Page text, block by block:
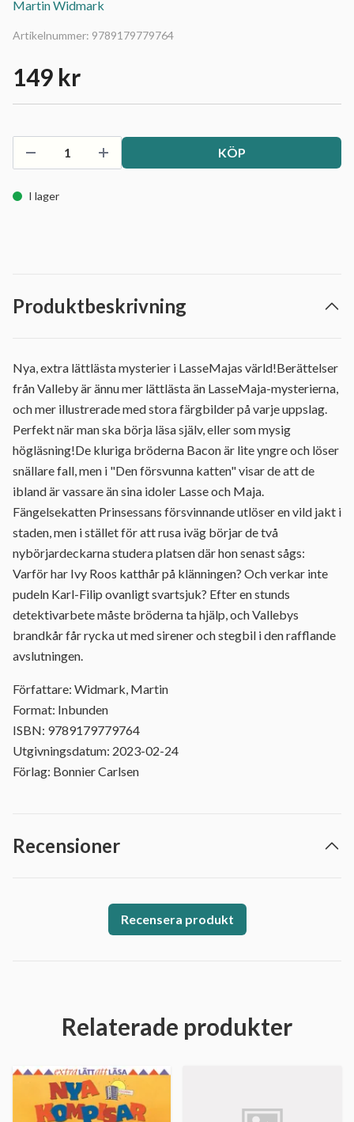
Martin Widmark
Artikelnummer: 9789179779764
149 kr
KÖP
I lager
Produktbeskrivning
Nya, extra lättlästa mysterier i LasseMajas värld!Berättelser
från Valleby är ännu mer lättlästa än LasseMaja-mysterierna,
och mer illustrerade med stora färgbilder på varje uppslag.
Perfekt när man ska börja läsa själv, eller som mysig
högläsning!De kluriga bröderna Bacon är lite yngre och löser
snällare fall, men i "Den försvunna katten" visar de att de
ibland är vassare än sina idoler Lasse och Maja.
Fängelsekatten Prinsessans försvinnande utlöser en vild jakt i
staden, men i stället för att rusa iväg börjar de två
nybörjardeckarna studera platsen där hon senast sågs:
Varför har Ivy Roos katthår på klänningen? Och verkar inte
pudeln Karl-Filip ovanligt svartsjuk? Efter en stunds
detektivarbete måste bröderna ta hjälp, och Vallebys
brandkår får rycka ut med sirener och stegbil i den rafflande
avslutningen.
Författare: Widmark, Martin
Format: Inbunden
ISBN: 9789179779764
Utgivningsdatum: 2023-02-24
Förlag: Bonnier Carlsen
Recensioner
Recensera produkt
Relaterade produkter